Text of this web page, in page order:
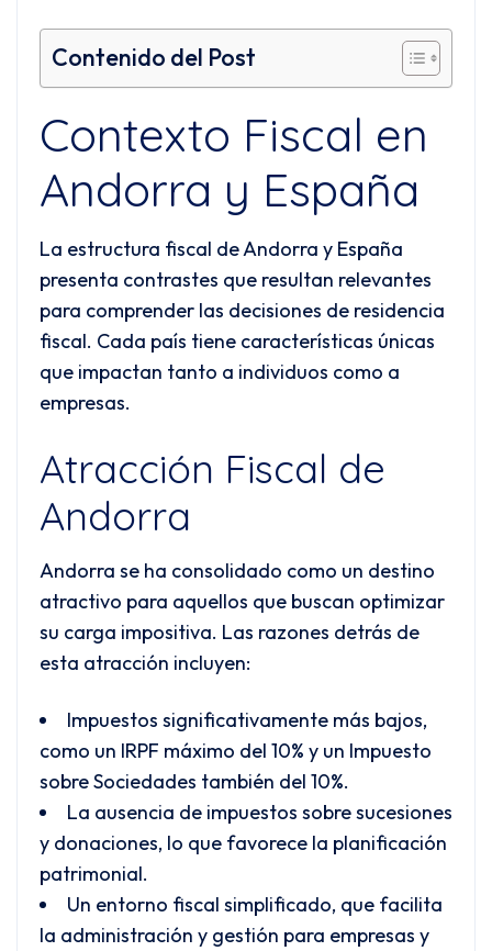
Contenido del Post
Contexto Fiscal en
Andorra y España
La estructura fiscal de Andorra y España
presenta contrastes que resultan relevantes
para comprender las decisiones de residencia
fiscal. Cada país tiene características únicas
que impactan tanto a individuos como a
empresas.
Atracción Fiscal de
Andorra
Andorra se ha consolidado como un destino
atractivo para aquellos que buscan optimizar
su carga impositiva. Las razones detrás de
esta atracción incluyen:
Impuestos significativamente más bajos,
como un IRPF máximo del 10% y un Impuesto
sobre Sociedades también del 10%.
La ausencia de impuestos sobre sucesiones
y donaciones, lo que favorece la planificación
patrimonial.
Un entorno fiscal simplificado, que facilita
la administración y gestión para empresas y